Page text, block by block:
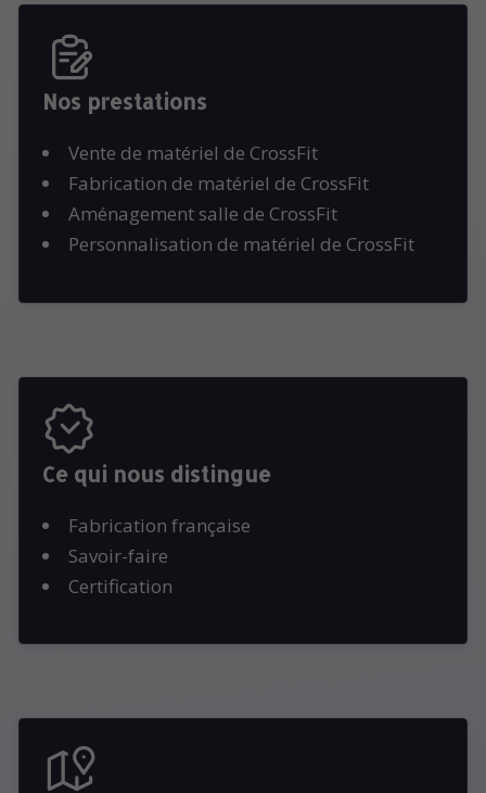
Nos prestations
Vente de matériel de CrossFit
Fabrication de matériel de CrossFit
Aménagement salle de CrossFit
Personnalisation de matériel de CrossFit
Ce qui nous distingue
Fabrication française
Savoir-faire
Certification